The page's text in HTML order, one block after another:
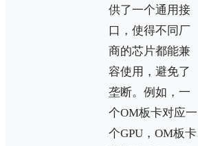
供了一个通用接
口，使得不同厂
商的芯片都能兼
容使用，避免了
垄断。例如，一
个OM板卡对应一
个GPU，OM板卡